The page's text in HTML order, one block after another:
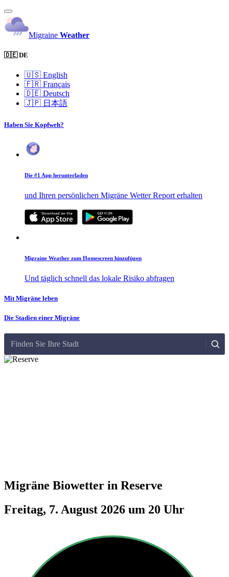
Migraine Weather
🇩🇪 DE
🇺🇸 English
🇫🇷 Français
🇩🇪 Deutsch
🇯🇵 日本語
Haben Sie Kopfweh?
Die #1 App herunterladen
und Ihren persönlichen Migräne Wetter Report erhalten
Migraine Weather zum Homescreen hinzufügen
Und täglich schnell das lokale Risiko abfragen
Mit Migräne leben
Die Stadien einer Migräne
Finden Sie Ihre Stadt
Migräne Biowetter in Reserve
Freitag, 7. August 2026 um 20 Uhr